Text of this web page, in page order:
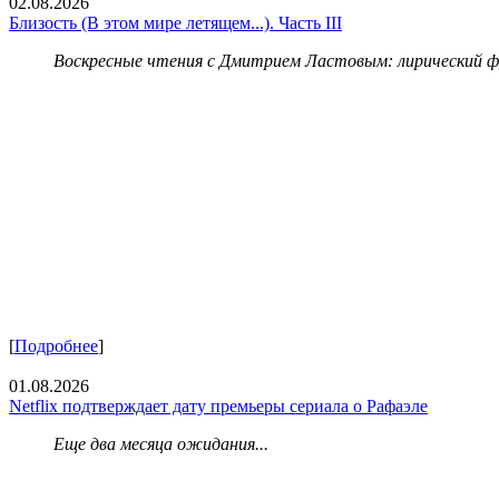
Близость (В этом мире летящем...). Часть III
Воскресные чтения с Дмитрием Ластовым: лирический
[Подробнее]
01.08.2026
Netflix подтверждает дату премьеры сериала о Рафаэле
Еще два месяца ожидания...